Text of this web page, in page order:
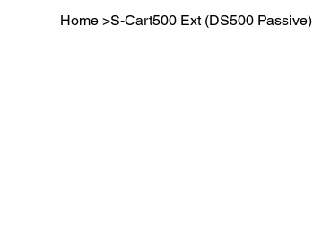
Home >S-Cart500 Ext (DS500 Passive)